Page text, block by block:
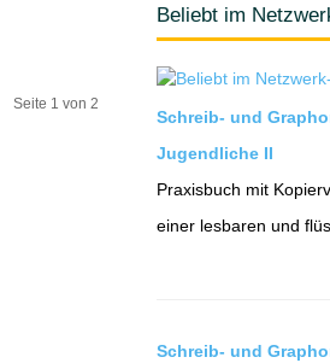
Seite 1 von 2
Beliebt im
Schreib- und
Jugendliche II
Praxisbuch mit
einer lesbaren und
Schreib- und